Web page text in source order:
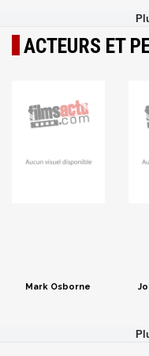
ACTEURS ET
Mark Osborne